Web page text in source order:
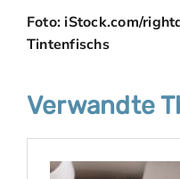
Foto: iStock.com/
Tintenfischs
Verwandte